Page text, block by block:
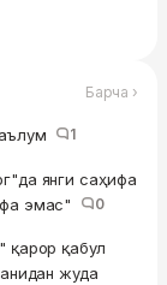
Барча ›
1
янги саҳифа
эмас"
0
қарор қабул
жуда